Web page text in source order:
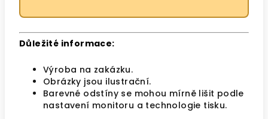
Důležité informace:
Výroba na zakázku.
Obrázky jsou ilustrační.
Barevné odstíny se mohou mírně lišit podle
nastavení monitoru a technologie tisku.